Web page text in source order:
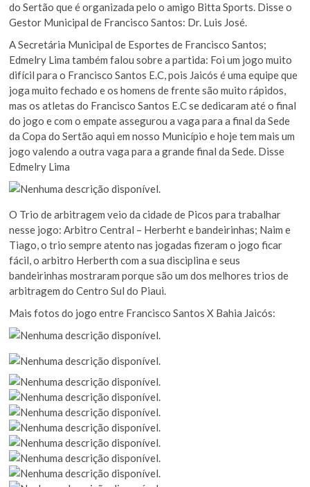
do Sertão que é organizada pelo o amigo Bitta Sports. Disse o
Gestor Municipal de Francisco Santos: Dr. Luis José.
A Secretária Municipal de Esportes de Francisco Santos;
Edmelry Lima também falou sobre a partida: Foi um jogo muito
difícil para o Francisco Santos E.C, pois Jaicós é uma equipe que
joga muito fechado e os homens de frente são muito rápidos,
mas os atletas do Francisco Santos E.C se dedicaram até o final
do jogo e com o empate assegurou a vaga para a final da Sede
da Copa do Sertão aqui em nosso Município e hoje tem mais um
jogo valendo a outra vaga para a grande final da Sede. Disse
Edmelry Lima
O Trio de arbitragem veio da cidade de Picos para trabalhar
nesse jogo: Arbitro Central – Herberht e bandeirinhas; Naim e
Tiago, o trio sempre atento nas jogadas fizeram o jogo ficar
fácil, o arbitro Herberth com a sua disciplina e seus
bandeirinhas mostraram porque são um dos melhores trios de
arbitragem do Centro Sul do Piaui.
Mais fotos do jogo entre Francisco Santos X Bahia Jaicós: